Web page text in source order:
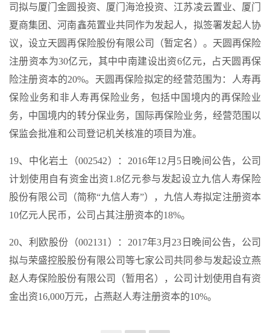
司拟与厦门金圆投资、厦门海沧投资、江苏凌云置业、厦门
夏商集团、河南鑫苑置业共同作为发起人，拟签署发起人协
议，设立天圆再保险股份有限公司（暂定名）。天圆再保险
注册资本为30亿元，其中中南建设出资6亿元，占天圆再保
险注册资本的20%。天圆再保险拟定的经营范围为：人寿再
保险业务和非人寿再保险业务，包括中国境内的再保险业
务，中国境内的转分保业务，国际再保险业务，经营范围以
保监会批准和公司登记机关核准的项目为准。
19、中化岩土（002542）：2016年12月5日晚间公告，公司
计划使用自有资金出资1.8亿元参与发起设立九信人寿保险
股份有限公司（简称“九信人寿”），九信人寿拟定注册资本
10亿元人民币，公司占其注册资本的18%。
20、利欧股份（002131）：2017年3月23日晚间公告，公司
拟与荣盛控股股份有限公司等七家公司共同参与发起设立燕
赵人寿保险股份有限公司（暂用名），公司计划使用自有资
金出资16,000万元，占燕赵人寿注册资本的10%。